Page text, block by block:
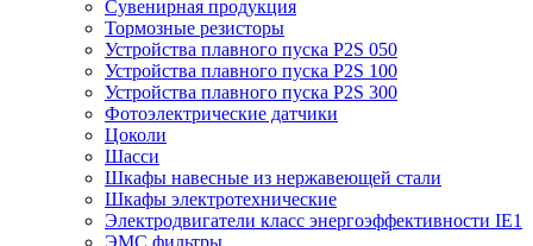
Сувенирная продукция
Тормозные резисторы
Устройства плавного пуска P2S 050
Устройства плавного пуска P2S 100
Устройства плавного пуска P2S 300
Фотоэлектрические датчики
Цоколи
Шасси
Шкафы навесные из нержавеющей стали
Шкафы электротехнические
Электродвигатели класс энергоэффективности IE1
ЭМС фильтры